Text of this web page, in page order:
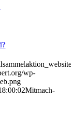
wp-
Mitmach-